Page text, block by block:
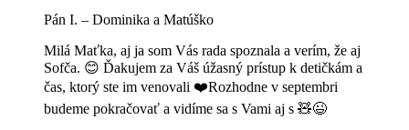
Pán I. – Dominika a Matúško
Milá Maťka, aj ja som Vás rada spoznala a verím, že aj
Sofča. 😊 Ďakujem za Váš úžasný prístup k detičkám a
čas, ktorý ste im venovali ❤️Rozhodne v septembri
budeme pokračovať a vidíme sa s Vami aj s 🧸😉